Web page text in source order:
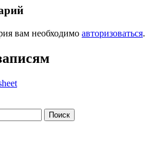
вам необходимо авторизоваться.